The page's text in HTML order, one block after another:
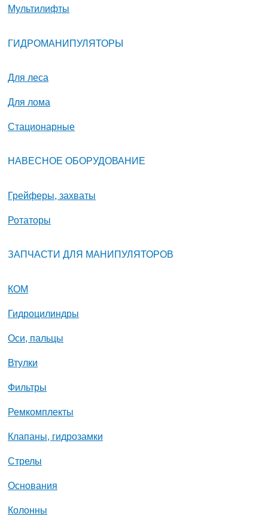
Мультилифты
ГИДРОМАНИПУЛЯТОРЫ
Для леса
Для лома
Стационарные
НАВЕСНОЕ ОБОРУДОВАНИЕ
Грейферы, захваты
Ротаторы
ЗАПЧАСТИ ДЛЯ МАНИПУЛЯТОРОВ
КОМ
Гидроцилиндры
Оси, пальцы
Втулки
Фильтры
Ремкомплекты
Клапаны, гидрозамки
Стрелы
Основания
Колонны